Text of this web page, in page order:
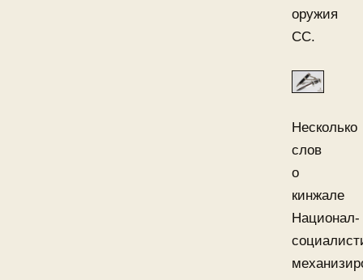
оружия
СС.
Несколько
слов
о
кинжале
Национал-